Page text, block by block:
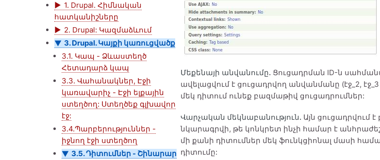
1. Drupal. Հիմնական
հատկանիշները
2. Drupal: Կազմաձևում
3. Drupal. Կայքի կառուցվածք
3.1. Կապ - Ձևաստեղծ
Հետադարձ կապ
3.3. Վահանակներ, Էջի
կառավարիչ - Էջի ելքային
ստեղծող: Ստեղծեք գլխավոր
էջ:
3.4.Պարբերություններ -
իջնող էջի ստեղծող
3.5. Դիտումներ - Շինարար
Մեքենայի անվանումը. Ցուցադրման ID-ն
ավելացվում է ցուցադրվող անվանմանը (էջ_2,
մեկ դիտում ունեք բազմաթիվ ցուցադրումներ:
Վարչական մեկնաբանություն. Այն ցուցադրվում
նկարագրվի, թե կոնկրետ ինչի համար է
մի քանի դիտումներ մեկ ֆունկցիոնալ մասի
դիտումը: